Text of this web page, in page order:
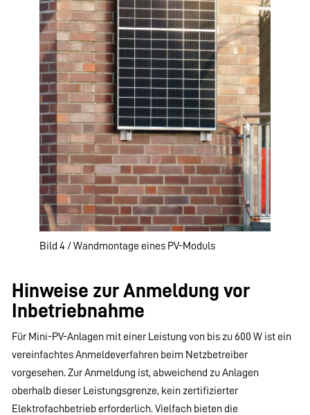
Bild 4 / Wandmontage eines PV-Moduls
Hinweise zur Anmeldung vor
Inbetriebnahme
Für Mini-PV-Anlagen mit einer Leistung von bis zu 600 W ist ein
vereinfachtes Anmeldeverfahren beim Netzbetreiber
vorgesehen. Zur Anmeldung ist, abweichend zu Anlagen
oberhalb dieser Leistungsgrenze, kein zertifizierter
Elektrofachbetrieb erforderlich. Vielfach bieten die